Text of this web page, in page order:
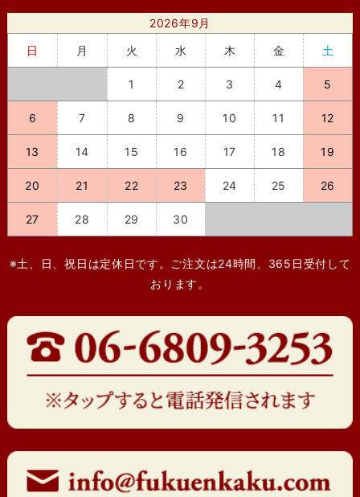
2026年9月
日
月 火 水 木 金 土
1 2 3 4 5
6 7 8 9 10 11 12
13 14 15 16 17 18 19
20 21 22 23 24 25 26
27 28 29 30
※土、日、祝日は定休日です。ご注文は24時間、365日受付して
おります。